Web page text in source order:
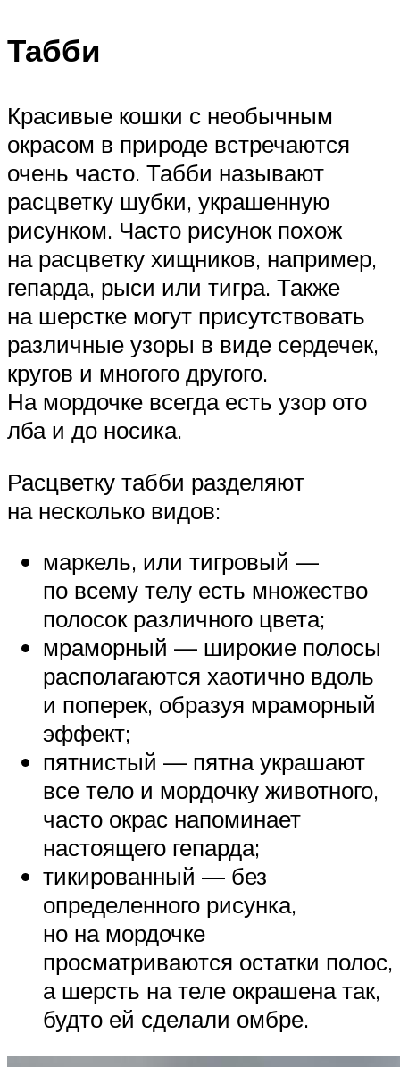
Табби
Красивые кошки с необычным
окрасом в природе встречаются
очень часто. Табби называют
расцветку шубки, украшенную
рисунком. Часто рисунок похож
на расцветку хищников, например,
гепарда, рыси или тигра. Также
на шерстке могут присутствовать
различные узоры в виде сердечек,
кругов и многого другого.
На мордочке всегда есть узор ото
лба и до носика.
Расцветку табби разделяют
на несколько видов:
маркель, или тигровый —
по всему телу есть множество
полосок различного цвета;
мраморный — широкие полосы
располагаются хаотично вдоль
и поперек, образуя мраморный
эффект;
пятнистый — пятна украшают
все тело и мордочку животного,
часто окрас напоминает
настоящего гепарда;
тикированный — без
определенного рисунка,
но на мордочке
просматриваются остатки полос,
а шерсть на теле окрашена так,
будто ей сделали омбре.